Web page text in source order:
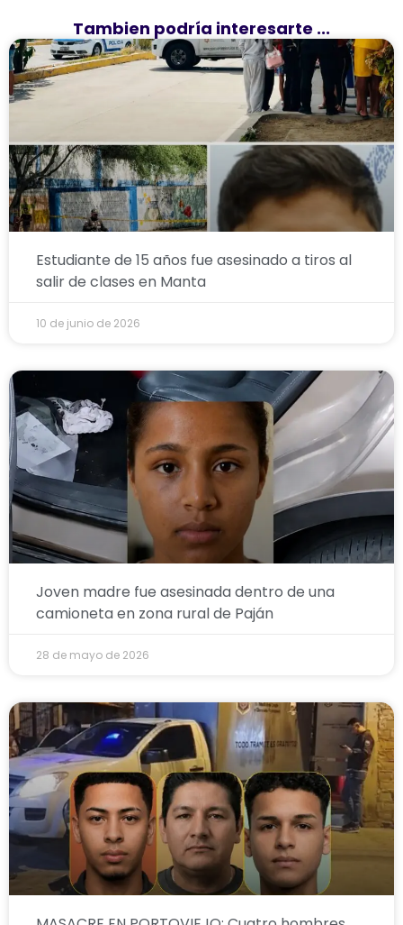
Tambien podría interesarte ...
Estudiante de 15 años fue asesinado a tiros al
salir de clases en Manta
10 de junio de 2026
Joven madre fue asesinada dentro de una
camioneta en zona rural de Paján
28 de mayo de 2026